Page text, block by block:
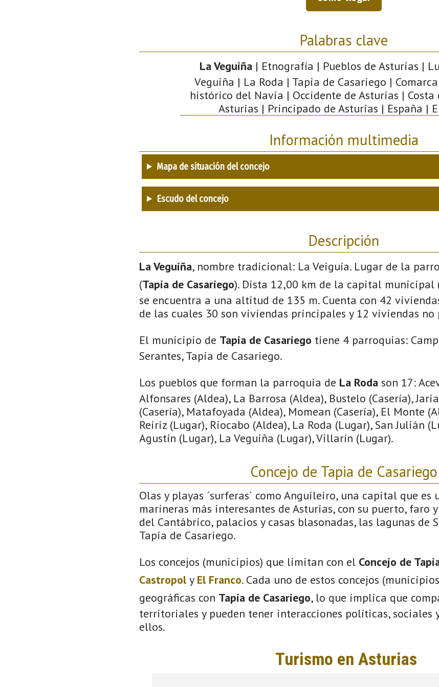
Palabras clave
La Veguiña | Etnografía | Pueblos de Asturias |
Veguiña | La Roda | Tapia de Casariego |
histórico del Navia | Occidente de Asturias | Costa
Asturias | Principado de Asturias | España |
Información multimedia
Mapa de situación del concejo
Escudo del concejo
Descripción
La Veguiña, nombre tradicional: La Veiguía. Lugar de la
(Tapia de Casariego). Dista 12,00 km de la capital municipal
se encuentra a una altitud de 135 m. Cuenta con 42
de las cuales 30 son viviendas principales y 12 viviendas no
El municipio de Tapia de Casariego tiene 4 parroquias:
Serantes, Tapia de Casariego.
Los pueblos que forman la parroquia de La Roda son 17:
Alfonsares (Aldea), La Barrosa (Aldea), Bustelo (Casería),
(Casería), Matafoyada (Aldea), Momean (Casería), El Monte
Reiriz (Lugar), Riocabo (Aldea), La Roda (Lugar), San Julián
Agustín (Lugar), La Veguiña (Lugar), Villarín (Lugar).
Concejo de Tapia de Casariego
Olas y playas ´surferas` como Anguileiro, una capital que es
marineras más interesantes de Asturias, con su puerto, faro
del Cantábrico, palacios y casas blasonadas, las lagunas de
Tapia de Casariego.
Los concejos (municipios) que limitan con el Concejo de
Castropoly El Franco. Cada uno de estos concejos
geográficas con Tapia de Casariego, lo que implica que
territoriales y pueden tener interacciones políticas, sociales
ellos.